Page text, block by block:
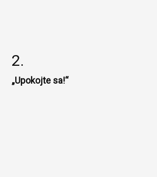
2.
„Upokojte sa!“